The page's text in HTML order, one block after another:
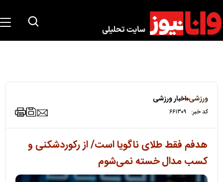
ورزشی اخبار ورزشی
کد خبر: ۶۶۱۳۰۹
هدفم فقط طلای ناگویا است/ از رکوردشکنی و
کسب مدال خسته نمی‌شوم